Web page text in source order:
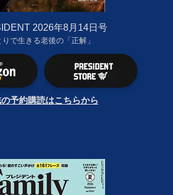
2026年8月14日号
りで生きる老後の「正解」
予約購読はこちらから